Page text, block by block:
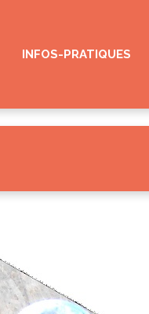
INFOS-PRATIQUES